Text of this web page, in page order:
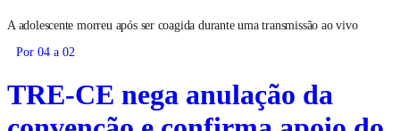
A adolescente morreu após ser coagida durante uma transmissão ao vivo
Por 04 a 02
TRE-CE nega anulação da